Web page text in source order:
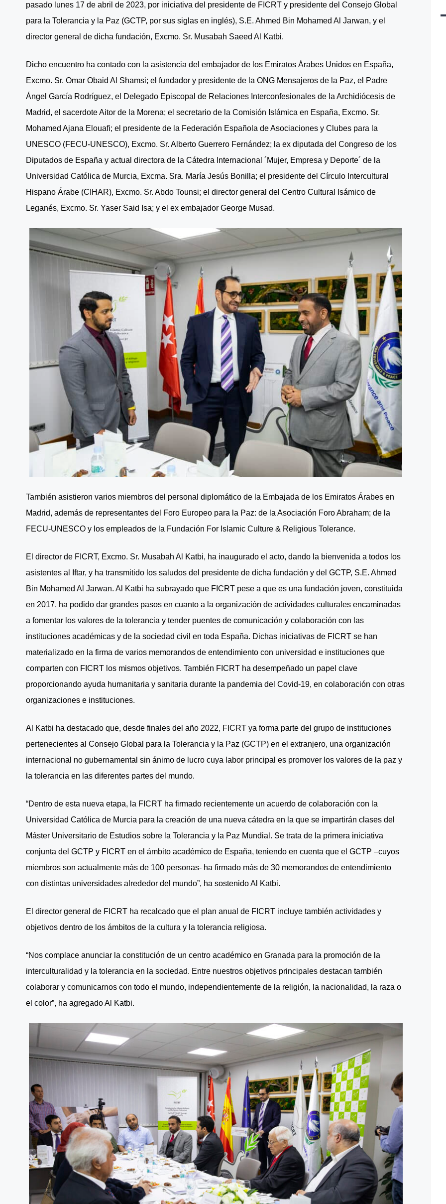
pasado lunes 17 de abril de 2023, por iniciativa del presidente de FICRT y presidente del Consejo Global
para la Tolerancia y la Paz (GCTP, por sus siglas en inglés), S.E. Ahmed Bin Mohamed Al Jarwan, y el
director general de dicha fundación, Excmo. Sr. Musabah Saeed Al Katbi.
Dicho encuentro ha contado con la asistencia del embajador de los Emiratos Árabes Unidos en España,
Excmo. Sr. Omar Obaid Al Shamsi; el fundador y presidente de la ONG Mensajeros de la Paz, el Padre
Ángel García Rodríguez, el Delegado Episcopal de Relaciones Interconfesionales de la Archidiócesis de
Madrid, el sacerdote Aitor de la Morena; el secretario de la Comisión Islámica en España, Excmo. Sr.
Mohamed Ajana Elouafi; el presidente de la Federación Española de Asociaciones y Clubes para la
UNESCO (FECU-UNESCO), Excmo. Sr. Alberto Guerrero Fernández; la ex diputada del Congreso de los
Diputados de España y actual directora de la Cátedra Internacional ´Mujer, Empresa y Deporte´ de la
Universidad Católica de Murcia, Excma. Sra. María Jesús Bonilla; el presidente del Círculo Intercultural
Hispano Árabe (CIHAR), Excmo. Sr. Abdo Tounsi; el director general del Centro Cultural Isámico de
Leganés, Excmo. Sr. Yaser Said Isa; y el ex embajador George Musad.
También asistieron varios miembros del personal diplomático de la Embajada de los Emiratos Árabes en
Madrid, además de representantes del Foro Europeo para la Paz: de la Asociación Foro Abraham; de la
FECU-UNESCO y los empleados de la Fundación For Islamic Culture & Religious Tolerance.
El director de FICRT, Excmo. Sr. Musabah Al Katbi, ha inaugurado el acto, dando la bienvenida a todos los
asistentes al Iftar, y ha transmitido los saludos del presidente de dicha fundación y del GCTP, S.E. Ahmed
Bin Mohamed Al Jarwan. Al Katbi ha subrayado que FICRT pese a que es una fundación joven, constituida
en 2017, ha podido dar grandes pasos en cuanto a la organización de actividades culturales encaminadas
a fomentar los valores de la tolerancia y tender puentes de comunicación y colaboración con las
instituciones académicas y de la sociedad civil en toda España. Dichas iniciativas de FICRT se han
materializado en la firma de varios memorandos de entendimiento con universidad e instituciones que
comparten con FICRT los mismos objetivos. También FICRT ha desempeñado un papel clave
proporcionando ayuda humanitaria y sanitaria durante la pandemia del Covid-19, en colaboración con otras
organizaciones e instituciones.
Al Katbi ha destacado que, desde finales del año 2022, FICRT ya forma parte del grupo de instituciones
pertenecientes al Consejo Global para la Tolerancia y la Paz (GCTP) en el extranjero, una organización
internacional no gubernamental sin ánimo de lucro cuya labor principal es promover los valores de la paz y
la tolerancia en las diferentes partes del mundo.
“Dentro de esta nueva etapa, la FICRT ha firmado recientemente un acuerdo de colaboración con la
Universidad Católica de Murcia para la creación de una nueva cátedra en la que se impartirán clases del
Máster Universitario de Estudios sobre la Tolerancia y la Paz Mundial. Se trata de la primera iniciativa
conjunta del GCTP y FICRT en el ámbito académico de España, teniendo en cuenta que el GCTP –cuyos
miembros son actualmente más de 100 personas- ha firmado más de 30 memorandos de entendimiento
con distintas universidades alrededor del mundo”, ha sostenido Al Katbi.
El director general de FICRT ha recalcado que el plan anual de FICRT incluye también actividades y
objetivos dentro de los ámbitos de la cultura y la tolerancia religiosa.
“Nos complace anunciar la constitución de un centro académico en Granada para la promoción de la
interculturalidad y la tolerancia en la sociedad. Entre nuestros objetivos principales destacan también
colaborar y comunicarnos con todo el mundo, independientemente de la religión, la nacionalidad, la raza o
el color”, ha agregado Al Katbi.